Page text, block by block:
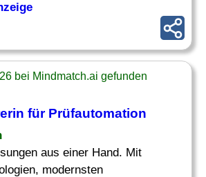
bei Mindmatch.ai gefunden
für Prüfautomation
aus einer Hand. Mit
modernsten